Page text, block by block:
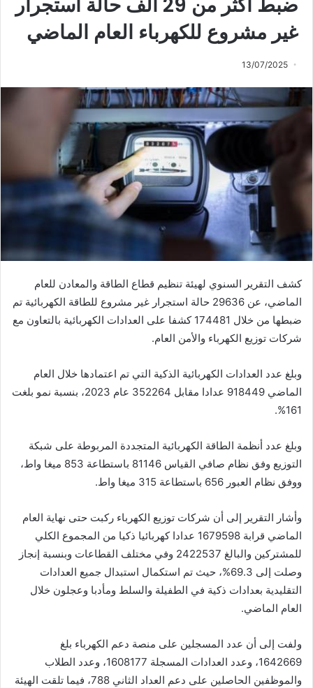
ضبط أكثر من 29 ألف حالة استجرار
غير مشروع للكهرباء العام الماضي
13/07/2025
كشف التقرير السنوي لهيئة تنظيم قطاع الطاقة والمعادن للعام
الماضي، عن 29636 حالة استجرار غير مشروع للطاقة الكهربائية تم
ضبطها من خلال 174481 كشفا على العدادات الكهربائية بالتعاون مع
شركات توزيع الكهرباء والأمن العام.
وبلغ عدد العدادات الكهربائية الذكية التي تم اعتمادها خلال العام
الماضي 918449 عدادا مقابل 352264 عام 2023، بنسبة نمو بلغت
161%.
وبلغ عدد أنظمة الطاقة الكهربائية المتجددة المربوطة على شبكة
التوزيع وفق نظام صافي القياس 81146 باستطاعة 853 ميغا واط،
ووفق نظام العبور 656 باستطاعة 315 ميغا واط.
وأشار التقرير إلى أن شركات توزيع الكهرباء ركبت حتى نهاية العام
الماضي قرابة 1679598 عدادا كهربائيا ذكيا من المجموع الكلي
للمشتركين والبالغ 2422537 وفي مختلف القطاعات وبنسبة إنجاز
وصلت إلى 69.3%، حيث تم استكمال استبدال جميع العدادات
التقليدية بعدادات ذكية في الطفيلة والسلط ومأدبا وعجلون خلال
العام الماضي.
ولفت إلى أن عدد المسجلين على منصة دعم الكهرباء بلغ
1642669، وعدد العدادات المسجلة 1608177، وعدد الطلاب
والموظفين الحاصلين على دعم العداد الثاني 788، فيما تلقت الهيئة